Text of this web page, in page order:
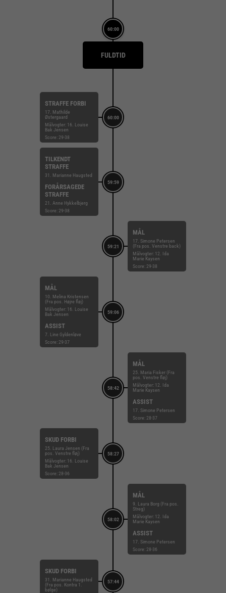
60:00
FULDTID
60:00
STRAFFE FORBI
17. Mathilde
Østergaard
Målvogter: 16. Louise
Bak Jensen
Score: 29-38
59:59
TILKENDT
STRAFFE
31. Marianne Haugsted
FORÅRSAGEDE
STRAFFE
21. Anne Hykkelbjerg
Score: 29-38
59:21
MÅL
17. Simone Petersen
(Fra pos. Venstre back)
Målvogter: 12. Ida
Marie Kaysen
Score: 29-38
59:06
MÅL
10. Melina Kristensen
(Fra pos. Højre fløj)
Målvogter: 16. Louise
Bak Jensen
ASSIST
7. Line Gyldenløve
Score: 29-37
58:42
MÅL
25. Maria Fisker (Fra
pos. Venstre fløj)
Målvogter: 12. Ida
Marie Kaysen
ASSIST
17. Simone Petersen
Score: 28-37
58:27
SKUD FORBI
25. Laura Jensen (Fra
pos. Venstre fløj)
Målvogter: 16. Louise
Bak Jensen
Score: 28-36
58:02
MÅL
9. Laura Borg (Fra pos.
Streg)
Målvogter: 12. Ida
Marie Kaysen
ASSIST
17. Simone Petersen
Score: 28-36
57:44
SKUD FORBI
31. Marianne Haugsted
(Fra pos. Kontra 1.
bølge)